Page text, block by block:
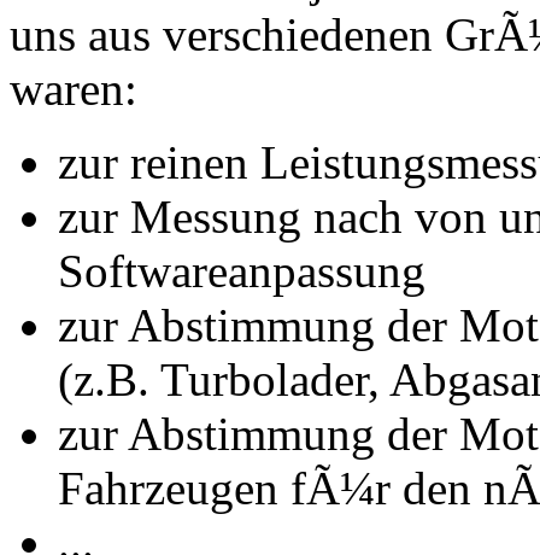
uns aus verschiedenen
waren:
zur reinen
zur Messung nach von
Softwareanpassung
zur Abstimmung der
(z.B. Turbolader,
zur Abstimmung der
Fahrzeugen fÃ¼r den
...